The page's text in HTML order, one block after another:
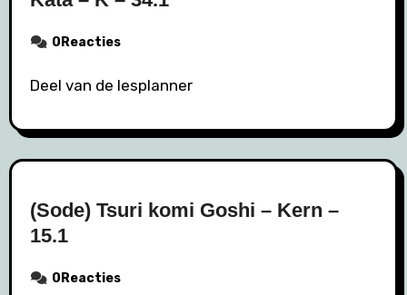
0Reacties
Deel van de lesplanner
(Sode) Tsuri komi Goshi – Kern –
15.1
0Reacties